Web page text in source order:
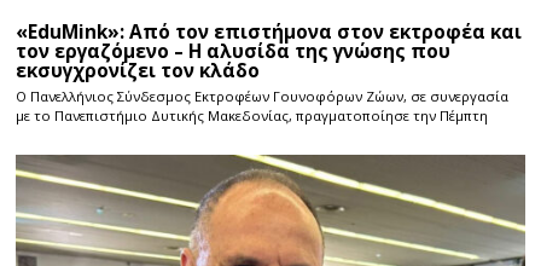
«EduMink»: Από τον επιστήμονα στον εκτροφέα και
τον εργαζόμενο – Η αλυσίδα της γνώσης που
εκσυγχρονίζει τον κλάδο
Ο Πανελλήνιος Σύνδεσμος Εκτροφέων Γουνοφόρων Ζώων, σε συνεργασία
με το Πανεπιστήμιο Δυτικής Μακεδονίας, πραγματοποίησε την Πέμπτη